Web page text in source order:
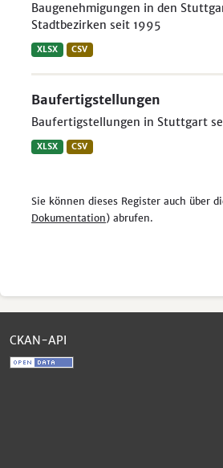
Baugenehmigungen in den
Stadtbezirken seit 1995
XLSX CSV
Baufertigstellungen
Baufertigstellungen in Stuttgart
XLSX CSV
Sie können dieses Register auch über
Dokumentation) abrufen.
CKAN-API